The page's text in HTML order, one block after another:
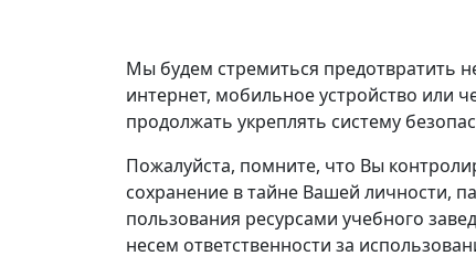
Мы будем стремиться предотвратить
интернет, мобильное устройство или
продолжать укреплять систему
Пожалуйста, помните, что Вы
сохранение в тайне Вашей личности,
пользования ресурсами учебного
несем ответственности за